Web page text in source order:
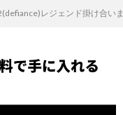
レジェンド掛け合い